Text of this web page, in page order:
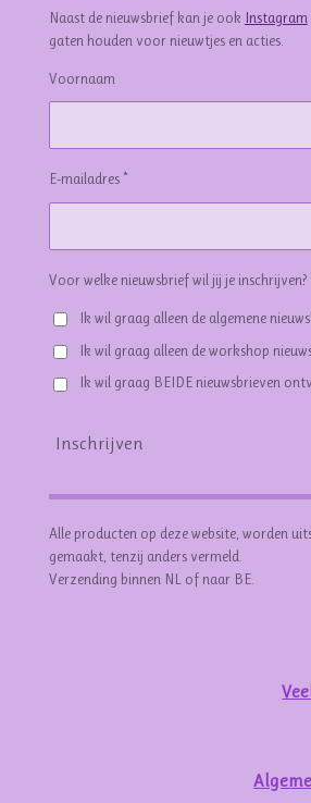
Naast de nieuwsbrief kan je ook Instagram
gaten houden voor nieuwtjes en acties.
Voornaam
E-mailadres *
Voor welke nieuwsbrief wil jij je inschrijven?
Ik wil graag alleen de algemene
Ik wil graag alleen de workshop
Ik wil graag BEIDE nieuwsbrieven
Inschrijven
Alle producten op deze website, worden
gemaakt, tenzij anders vermeld.
Verzending binnen NL of naar BE.